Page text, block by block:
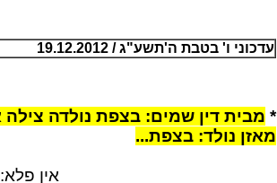
עדכוני ו' בטבת ה'תשע"ג / 19.12.2012
* מבית דין שמים: בצפת נולדה צילה
מאזן נולד: בצפת...
אין פלא: